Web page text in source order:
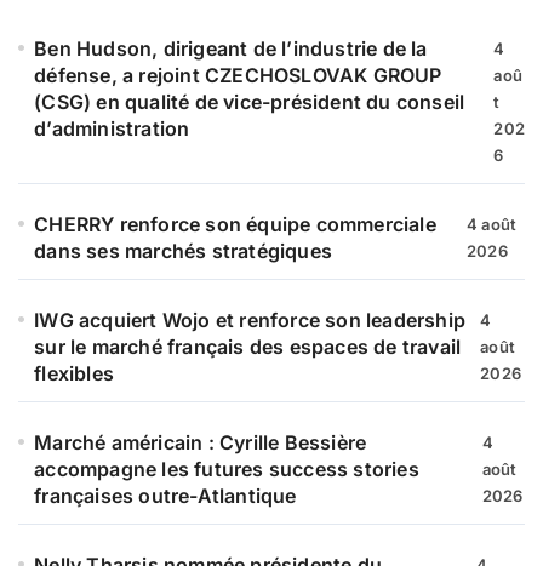
e Ben Hudson, dirigeant de l’industrie de la
défense, a rejoint CZECHOSLOVAK GROUP
(CSG) en qualité de vice-président du conseil
d’administration
4
aoû
t
202
6
CHERRY renforce son équipe commerciale
dans ses marchés stratégiques
4 août
2026
IWG acquiert Wojo et renforce son leadership
sur le marché français des espaces de travail
flexibles
4
août
2026
Marché américain : Cyrille Bessière
accompagne les futures success stories
françaises outre-Atlantique
4
août
2026